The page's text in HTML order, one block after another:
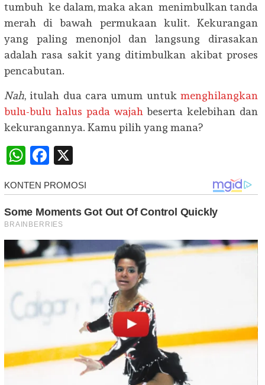
tumbuh ke dalam, maka akan menimbulkan tanda
merah di bawah permukaan kulit. Kekurangan
yang paling menonjol dan langsung dirasakan
adalah rasa sakit yang ditimbulkan akibat proses
pencabutan.
Nah, itulah dua cara umum untuk menghilangkan
bulu-bulu halus pada wajah beserta kelebihan dan
kekurangannya. Kamu pilih yang mana?
WhatsApp
Facebook